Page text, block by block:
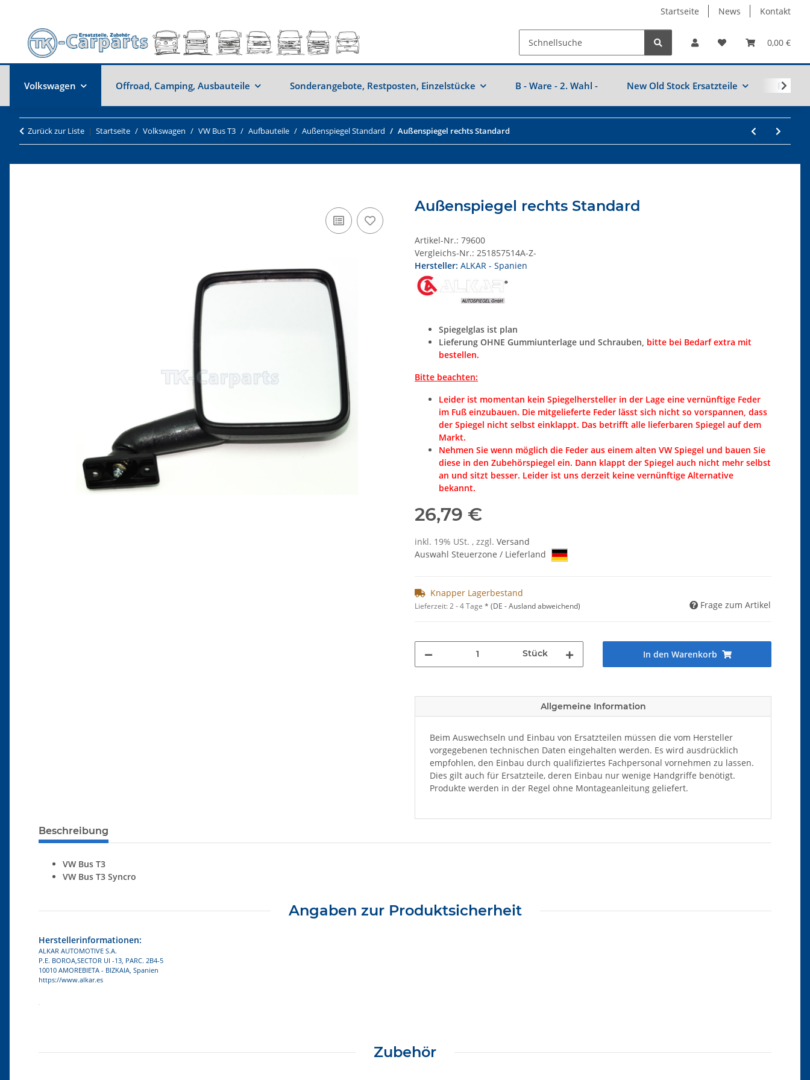
Startseite News Kontakt
0,00 €
Volkswagen Offroad, Camping, Ausbauteile Sonderangebote, Restposten, Einzelstücke B - Ware - 2. Wahl - New Old Stock Ersatzteile
Zurück zur Liste Startseite Volkswagen VW Bus T3 Aufbauteile Außenspiegel Standard Außenspiegel rechts Standard
Außenspiegel rechts Standard
Artikel-Nr.: 79600
Vergleichs-Nr.: 251857514A-Z-
Hersteller: ALKAR - Spanien
Spiegelglas ist plan
Lieferung OHNE Gummiunterlage und Schrauben, bitte bei Bedarf extra mit
bestellen.
Bitte beachten:
Leider ist momentan kein Spiegelhersteller in der Lage eine vernünftige Feder
im Fuß einzubauen. Die mitgelieferte Feder lässt sich nicht so vorspannen, dass
der Spiegel nicht selbst einklappt. Das betrifft alle lieferbaren Spiegel auf dem
Markt.
Nehmen Sie wenn möglich die Feder aus einem alten VW Spiegel und bauen Sie
diese in den Zubehörspiegel ein. Dann klappt der Spiegel auch nicht mehr selbst
an und sitzt besser. Leider ist uns derzeit keine vernünftige Alternative
bekannt.
26,79 €
inkl. 19% USt. , zzgl. Versand
Auswahl Steuerzone / Lieferland
Knapper Lagerbestand
Lieferzeit:2 - 4 Tage * (DE - Ausland abweichend) Frage zum Artikel
Stück In den Warenkorb
Allgemeine Information
Beim Auswechseln und Einbau von Ersatzteilen müssen die vom Hersteller
vorgegebenen technischen Daten eingehalten werden. Es wird ausdrücklich
empfohlen, den Einbau durch qualifiziertes Fachpersonal vornehmen zu lassen.
Dies gilt auch für Ersatzteile, deren Einbau nur wenige Handgriffe benötigt.
Produkte werden in der Regel ohne Montageanleitung geliefert.
Beschreibung
VW Bus T3
VW Bus T3 Syncro
Angaben zur Produktsicherheit
Herstellerinformationen:
ALKAR AUTOMOTIVE S.A.
P.E. BOROA,SECTOR UI -13, PARC. 2B4-5
10010 AMOREBIETA - BIZKAIA, Spanien
https://www.alkar.es
Zubehör